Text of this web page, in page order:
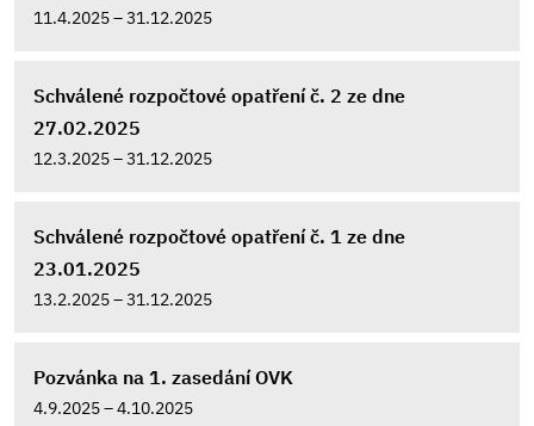
11.4.2025 – 31.12.2025
Schválené rozpočtové opatření č. 2 ze dne
27.02.2025
12.3.2025 – 31.12.2025
Schválené rozpočtové opatření č. 1 ze dne
23.01.2025
13.2.2025 – 31.12.2025
Pozvánka na 1. zasedání OVK
4.9.2025 – 4.10.2025